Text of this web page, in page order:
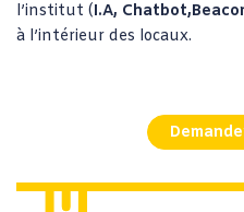
l’institut (I.A,
à l’intérieur des locaux.